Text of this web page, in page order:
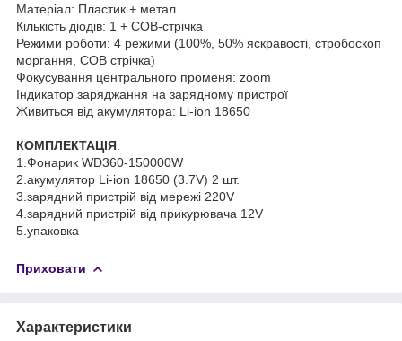
Матеріал: Пластик + метал
Кількість діодів: 1 + COB-стрічка
Режими роботи: 4 режими (100%, 50% яскравості, стробоскоп
моргання, COB стрічка)
Фокусування центрального променя: zoom
Індикатор заряджання на зарядному пристрої
Живиться від акумулятора: Li-ion 18650
КОМПЛЕКТАЦІЯ:
1.Фонарик WD360-150000W
2.акумулятор Li-ion 18650 (3.7V) 2 шт.
3.зарядний пристрій від мережі 220V
4.зарядний пристрій від прикурювача 12V
5.упаковка
Приховати
Характеристики